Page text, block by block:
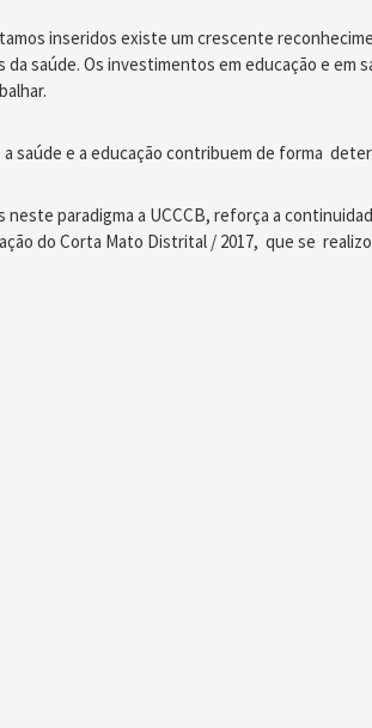
inseridos existe um crescente
da saúde. Os investimentos em educação e em
saúde e a educação contribuem de forma
neste paradigma a UCCCB, reforça a
do Corta Mato Distrital / 2017, que se